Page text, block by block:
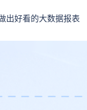
出好看的大数据报表